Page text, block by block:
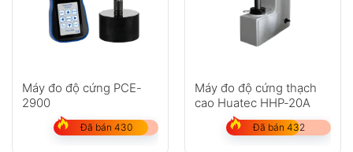
Máy đo độ cứng PCE-
2900
Đã bán 430
Máy đo độ cứng thạch
cao Huatec HHP-20A
Đã bán 432